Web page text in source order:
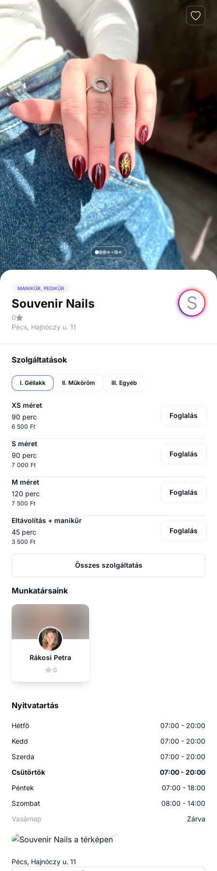
S
MANIKŰR, PEDIKŰR
Souvenir Nails
0
Pécs, Hajnóczy u. 11
Szolgáltatások
I. Géllakk II. Műköröm III. Egyéb
XS méret
90 perc
6 500 Ft
Foglalás
S méret
90 perc
7 000 Ft
Foglalás
M méret
120 perc
7 500 Ft
Foglalás
Eltávolítás + manikűr
45 perc
3 500 Ft
Foglalás
Összes szolgáltatás
Munkatársaink
Rákosi Petra
0
Nyitvatartás
Hétfő
07:00 - 20:00
Kedd
07:00 - 20:00
Szerda
07:00 - 20:00
Csütörtök
07:00 - 20:00
Péntek
07:00 - 18:00
Szombat
08:00 - 14:00
Vasárnap
Zárva
Pécs, Hajnóczy u. 11